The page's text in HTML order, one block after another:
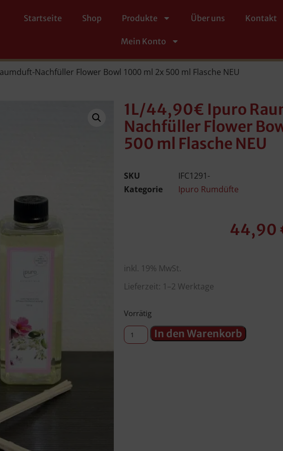
Startseite Shop Produkte Über uns Kontakt
Mein Konto
Nachfüller Flower Bowl 1000 ml 2x 500 ml Flasche NEU
1L/44,90€ Ipuro
Nachfüller Flower
500 ml Flasche NEU
SKU
IFC1291-
Kategorie
Ipuro Rumdüfte
44,90
inkl. 19% MwSt.
Lieferzeit: 1–2 Werktage
Vorrätig
In den Warenkorb